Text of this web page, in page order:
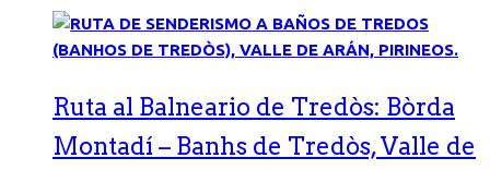
Ruta al Balneario de Tredòs: Bòrda
Montadí – Banhs de Tredòs, Valle de